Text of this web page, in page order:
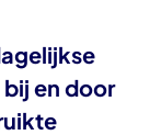
en door